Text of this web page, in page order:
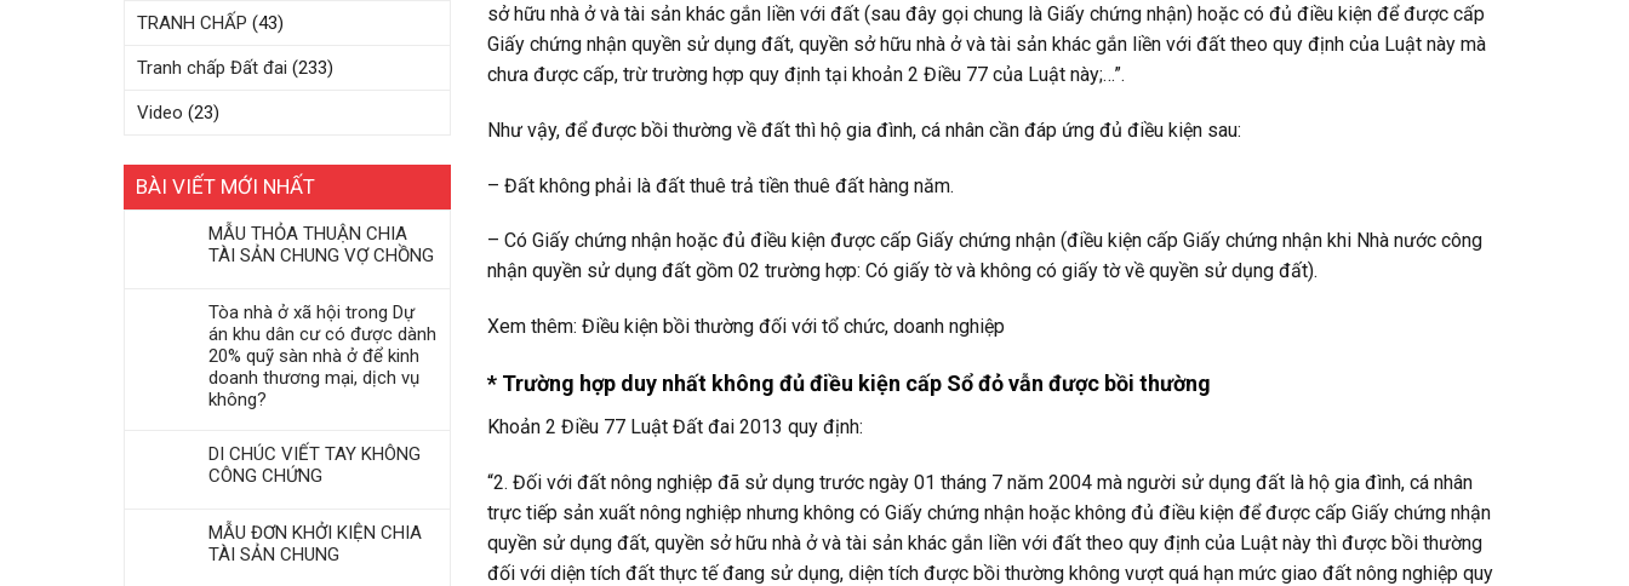
TRANH CHẤP (43)
Tranh chấp Đất đai (233)
Video (23)
BÀI VIẾT MỚI NHẤT
MẪU THỎA THUẬN CHIA
TÀI SẢN CHUNG VỢ CHỒNG
Tòa nhà ở xã hội trong Dự
án khu dân cư có được dành
20% quỹ sàn nhà ở để kinh
doanh thương mại, dịch vụ
không?
DI CHÚC VIẾT TAY KHÔNG
CÔNG CHỨNG
MẪU ĐƠN KHỞI KIỆN CHIA
TÀI SẢN CHUNG
sở hữu nhà ở và tài sản khác gắn liền với đất (sau đây gọi chung là Giấy chứng nhận) hoặc có đủ điều kiện để được cấp
Giấy chứng nhận quyền sử dụng đất, quyền sở hữu nhà ở và tài sản khác gắn liền với đất theo quy định của Luật này mà
chưa được cấp, trừ trường hợp quy định tại khoản 2 Điều 77 của Luật này;…”.
Như vậy, để được bồi thường về đất thì hộ gia đình, cá nhân cần đáp ứng đủ điều kiện sau:
– Đất không phải là đất thuê trả tiền thuê đất hàng năm.
– Có Giấy chứng nhận hoặc đủ điều kiện được cấp Giấy chứng nhận (điều kiện cấp Giấy chứng nhận khi Nhà nước công
nhận quyền sử dụng đất gồm 02 trường hợp: Có giấy tờ và không có giấy tờ về quyền sử dụng đất).
Xem thêm: Điều kiện bồi thường đối với tổ chức, doanh nghiệp
* Trường hợp duy nhất không đủ điều kiện cấp Sổ đỏ vẫn được bồi thường
Khoản 2 Điều 77 Luật Đất đai 2013 quy định:
“2. Đối với đất nông nghiệp đã sử dụng trước ngày 01 tháng 7 năm 2004 mà người sử dụng đất là hộ gia đình, cá nhân
trực tiếp sản xuất nông nghiệp nhưng không có Giấy chứng nhận hoặc không đủ điều kiện để được cấp Giấy chứng nhận
quyền sử dụng đất, quyền sở hữu nhà ở và tài sản khác gắn liền với đất theo quy định của Luật này thì được bồi thường
đối với diện tích đất thực tế đang sử dụng, diện tích được bồi thường không vượt quá hạn mức giao đất nông nghiệp quy